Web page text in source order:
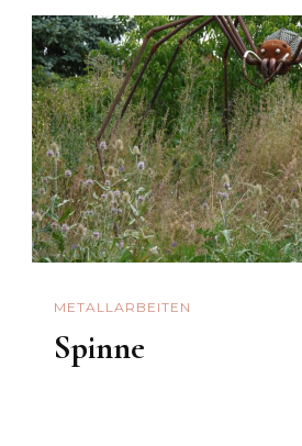
METALLARBEITEN
Spinne